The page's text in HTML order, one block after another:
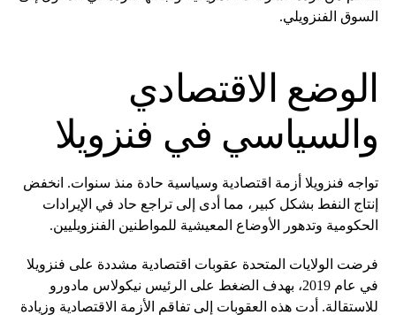
السوق الفنزويلي.
الوضع الاقتصادي
والسياسي في فنزويلا
تواجه فنزويلا أزمة اقتصادية وسياسية حادة منذ سنوات. انخفض
إنتاج النفط بشكل كبير، مما أدى إلى تراجع حاد في الإيرادات
الحكومية وتدهور الأوضاع المعيشية للمواطنين الفنزويليين.
فرضت الولايات المتحدة عقوبات اقتصادية مشددة على فنزويلا
في عام 2019، بهدف الضغط على الرئيس نيكولاس مادورو
للاستقالة. أدت هذه العقوبات إلى تفاقم الأزمة الاقتصادية وزيادة